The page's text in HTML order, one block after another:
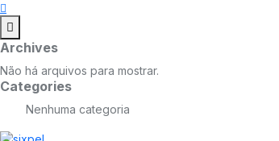
Archives
Não há arquivos para mostrar.
Categories
Nenhuma categoria